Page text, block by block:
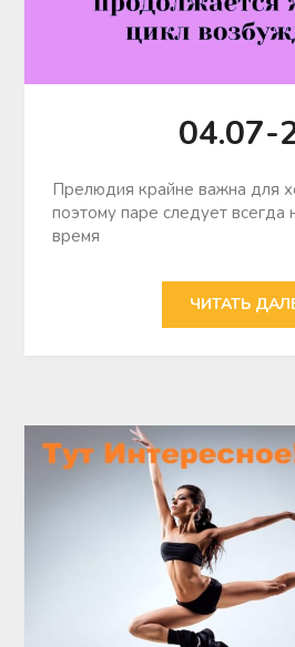
04.07-
Прелюдия крайне важна для
поэтому паре следует всегда
время
ЧИТАТЬ